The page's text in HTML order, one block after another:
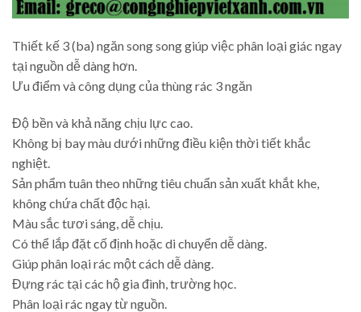
Thiết kế 3 (ba) ngăn song song giúp việc phân loại giác ngay
tại nguồn dễ dàng hơn.
Ưu điểm và công dụng của thùng rác 3 ngăn
Độ bền và khả năng chịu lực cao.
Không bị bay màu dưới những điều kiện thời tiết khắc
nghiệt.
Sản phẩm tuân theo những tiêu chuẩn sản xuất khắt khe,
không chứa chất độc hại.
Màu sắc tươi sáng, dễ chịu.
Có thể lắp đặt cố định hoặc di chuyển dễ dàng.
Giúp phân loại rác một cách dễ dàng.
Đựng rác tại các hộ gia đình, trường học.
Phân loại rác ngay từ nguồn.